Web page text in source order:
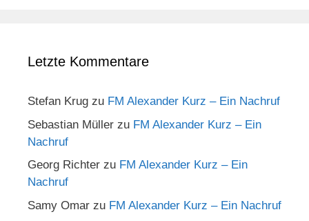
Letzte Kommentare
Stefan Krug zu FM Alexander Kurz – Ein Nachruf
Sebastian Müller zu FM Alexander Kurz – Ein
Nachruf
Georg Richter zu FM Alexander Kurz – Ein
Nachruf
Samy Omar zu FM Alexander Kurz – Ein Nachruf